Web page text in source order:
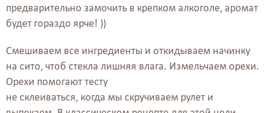
предварительно замочить в крепком алкоголе, аромат
будет гораздо ярче! ))
Смешиваем все ингредиенты и откидываем начинку
на сито, чтоб стекла лишняя влага. Измельчаем орехи.
Орехи помогают тесту
не склеиваться, когда мы скручиваем рулет и